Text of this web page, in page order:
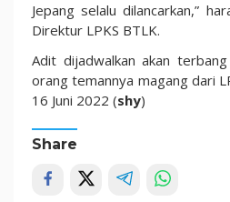
Jepang selalu dilancarkan,”
Direktur LPKS BTLK.
Adit dijadwalkan akan
orang temannya magang dari
16 Juni 2022 (shy)
Share